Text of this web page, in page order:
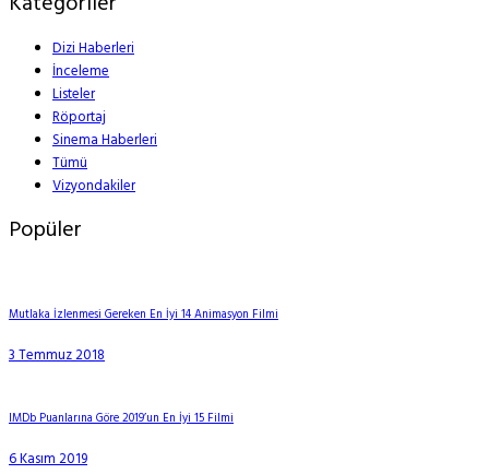
Dizi Haberleri
İnceleme
Listeler
Röportaj
Sinema Haberleri
Tümü
Vizyondakiler
Popüler
Mutlaka İzlenmesi Gereken En İyi 14 Animasyon Filmi
3 Temmuz 2018
IMDb Puanlarına Göre 2019’un En İyi 15 Filmi
6 Kasım 2019